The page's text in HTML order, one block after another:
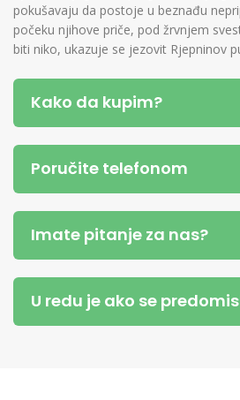
pokušavaju da postoje u beznađu
počeku njihove priče, pod žrvnjem
biti niko, ukazuje se jezovit Rjepninov
Kako da kupim?
Poručite telefonom
Imate pitanje za nas?
U redu je ako se